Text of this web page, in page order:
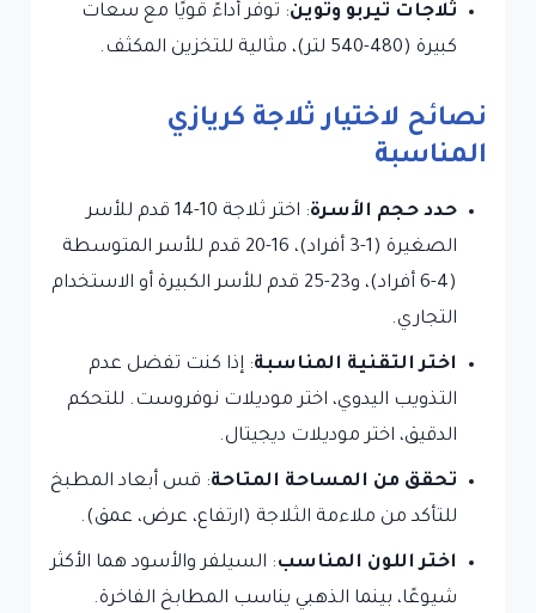
ثلاجات تيربو وتوين: توفر أداءً قويًا مع سعات
كبيرة (480-540 لتر)، مثالية للتخزين المكثف.
نصائح لاختيار ثلاجة كريازي
المناسبة
حدد حجم الأسرة
: اختر ثلاجة 10-14 قدم للأسر
الصغيرة (1-3 أفراد)، 16-20 قدم للأسر المتوسطة
(4-6 أفراد)، و23-25 قدم للأسر الكبيرة أو الاستخدام
التجاري.
اختر التقنية المناسبة: إذا كنت تفضل عدم
التذويب اليدوي، اختر موديلات نوفروست. للتحكم
الدقيق، اختر موديلات ديجيتال.
تحقق من المساحة المتاحة: قس أبعاد المطبخ
للتأكد من ملاءمة الثلاجة (ارتفاع، عرض، عمق).
اختر اللون المناسب: السيلفر والأسود هما الأكثر
شيوعًا، بينما الذهبي يناسب المطابخ الفاخرة.